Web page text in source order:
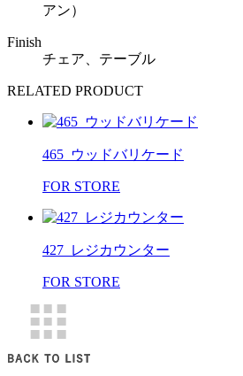
アン）
Finish
チェア、テーブル
RELATED PRODUCT
465_ウッドバリケード
FOR STORE
427_レジカウンター
FOR STORE